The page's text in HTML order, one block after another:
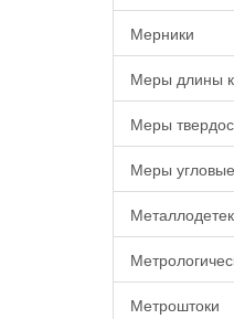
Мерники
Меры длины
Меры
Меры угловые
Метроштоки